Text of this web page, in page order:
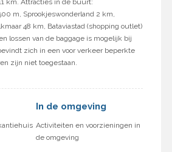
km. Attracties in de buurt:
m, Sprookjeswonderland 2 km,
48 km, Bataviastad (shopping outlet)
lossen van de baggage is mogelijk bij
zich in een voor verkeer beperkte
zijn niet toegestaan.
In de omgeving
Activiteiten en voorzieningen in
de omgeving